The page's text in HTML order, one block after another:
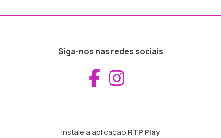
Siga-nos nas redes sociais
Aceder ao
Instale a aplicação RTP Play